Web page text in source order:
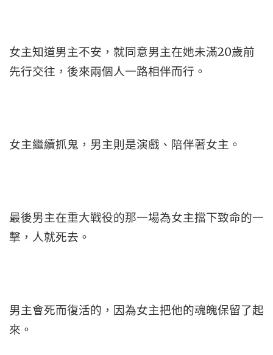
女主知道男主不安，就同意男主在她未滿20歲前
先行交往，後來兩個人一路相伴而行。
女主繼續抓鬼，男主則是演戲、陪伴著女主。
最後男主在重大戰役的那一場為女主擋下致命的一
擊，人就死去。
男主會死而復活的，因為女主把他的魂魄保留了起
來。